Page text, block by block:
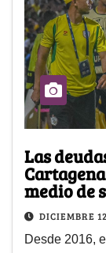
Las
medio de
DICIEMBRE
Desde 2016,